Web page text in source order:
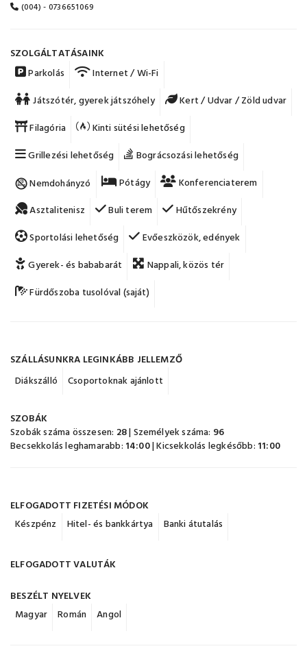
(004) - 0736651069
SZOLGÁLTATÁSAINK
Parkolás
Internet / Wi-Fi
Játszótér, gyerek játszóhely
Kert / Udvar / Zöld udvar
Filagória
Kinti sütési lehetőség
Grillezési lehetőség
Bográcsozási lehetőség
Nemdohányzó
Pótágy
Konferenciaterem
Asztalitenisz
Buli terem
Hűtőszekrény
Sportolási lehetőség
Evőeszközök, edények
Gyerek- és bababarát
Nappali, közös tér
Fürdőszoba tusolóval (saját)
SZÁLLÁSUNKRA LEGINKÁBB JELLEMZŐ
Diákszálló
Csoportoknak ajánlott
SZOBÁK
Szobák száma összesen: 28| Személyek száma: 96
Becsekkolás leghamarabb: 14:00| Kicsekkolás legkésőbb: 11:00
ELFOGADOTT FIZETÉSI MÓDOK
Készpénz
Hitel- és bankkártya Banki átutalás
ELFOGADOTT VALUTÁK
BESZÉLT NYELVEK
Magyar
Román Angol